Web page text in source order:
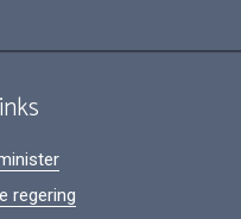
regering